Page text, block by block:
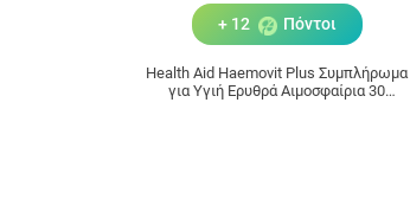
+ 12 Πόντοι
Health Aid Haemovit Plus Συμπλήρωμα
για Υγιή Ερυθρά Αιμοσφαίρια 30